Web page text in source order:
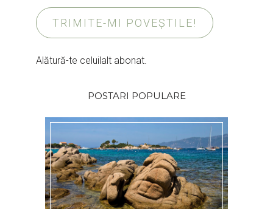
TRIMITE-MI POVEȘTILE!
Alătură-te celuilalt abonat.
POSTARI POPULARE